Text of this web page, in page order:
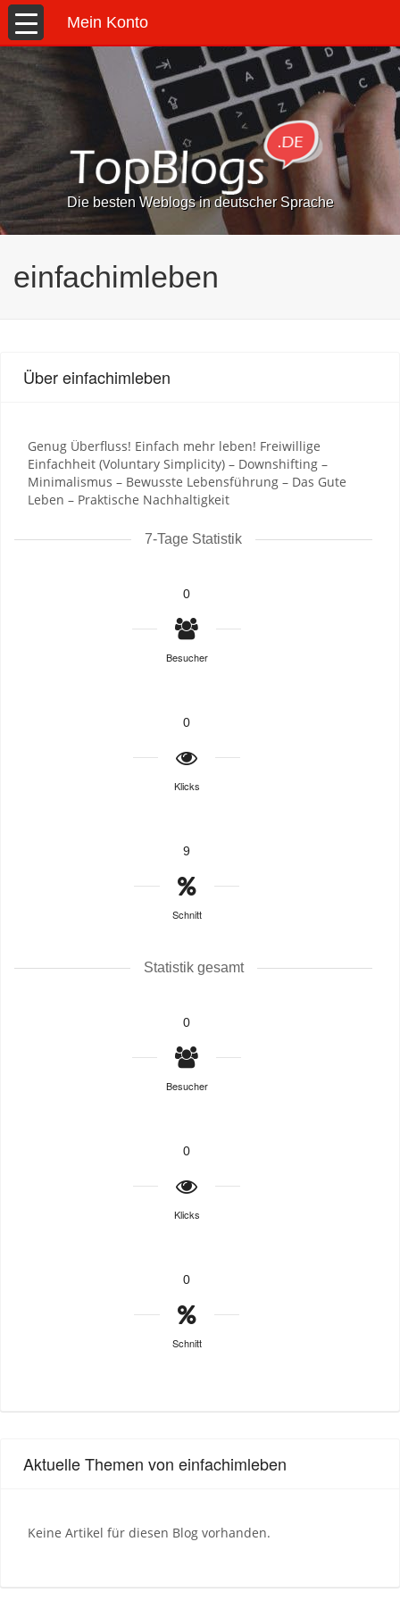
Mein Konto
Die besten Weblogs in deutscher Sprache
einfachimleben
Über einfachimleben
Genug Überfluss! Einfach mehr leben! Freiwillige
Einfachheit (Voluntary Simplicity) – Downshifting –
Minimalismus – Bewusste Lebensführung – Das Gute
Leben – Praktische Nachhaltigkeit
7-Tage Statistik
0
Besucher
0
Klicks
9
Schnitt
Statistik gesamt
0
Besucher
0
Klicks
0
Schnitt
Aktuelle Themen von einfachimleben
Keine Artikel für diesen Blog vorhanden.